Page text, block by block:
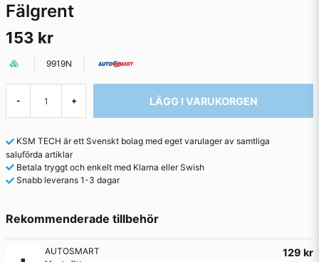
Fälgrent
153 kr
9919N
- + LÄGG I VARUKORGEN
KSM TECH är ett Svenskt bolag med eget varulager av samtliga
saluförda artiklar
Betala tryggt och enkelt med Klarna eller Swish
Snabb leverans 1-3 dagar
Rekommenderade tillbehör
AUTOSMART
129 kr